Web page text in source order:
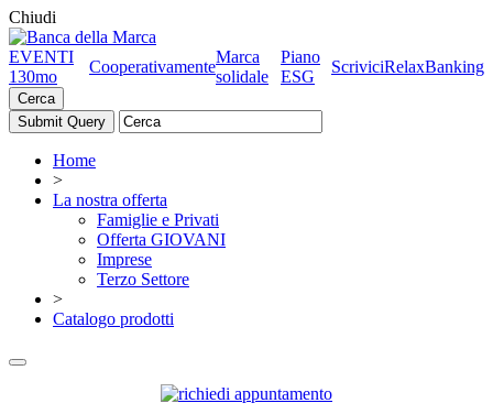
Chiudi
EVENTI
130mo
Cooperativamente
Marca
solidale
Piano
ESG
ScriviciRelaxBanking
Cerca
Home
>
La nostra offerta
Famiglie e Privati
Offerta GIOVANI
Imprese
Terzo Settore
>
Catalogo prodotti